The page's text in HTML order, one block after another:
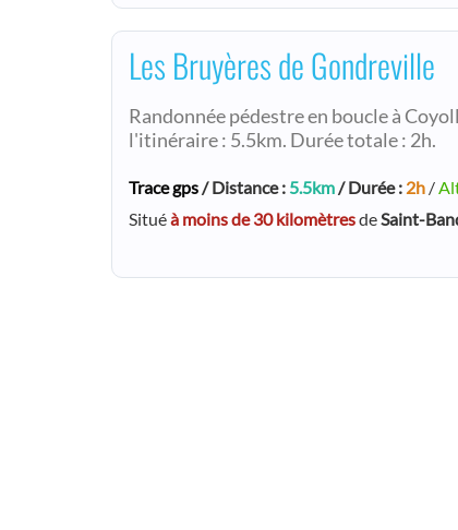
Les Bruyères de Gondreville
Randonnée pédestre en boucle à
l'itinéraire : 5.5km. Durée totale : 2h.
Trace gps / Distance : 5.5km / Durée : 2h /
Situéà moins de 30 kilomètresde Saint-